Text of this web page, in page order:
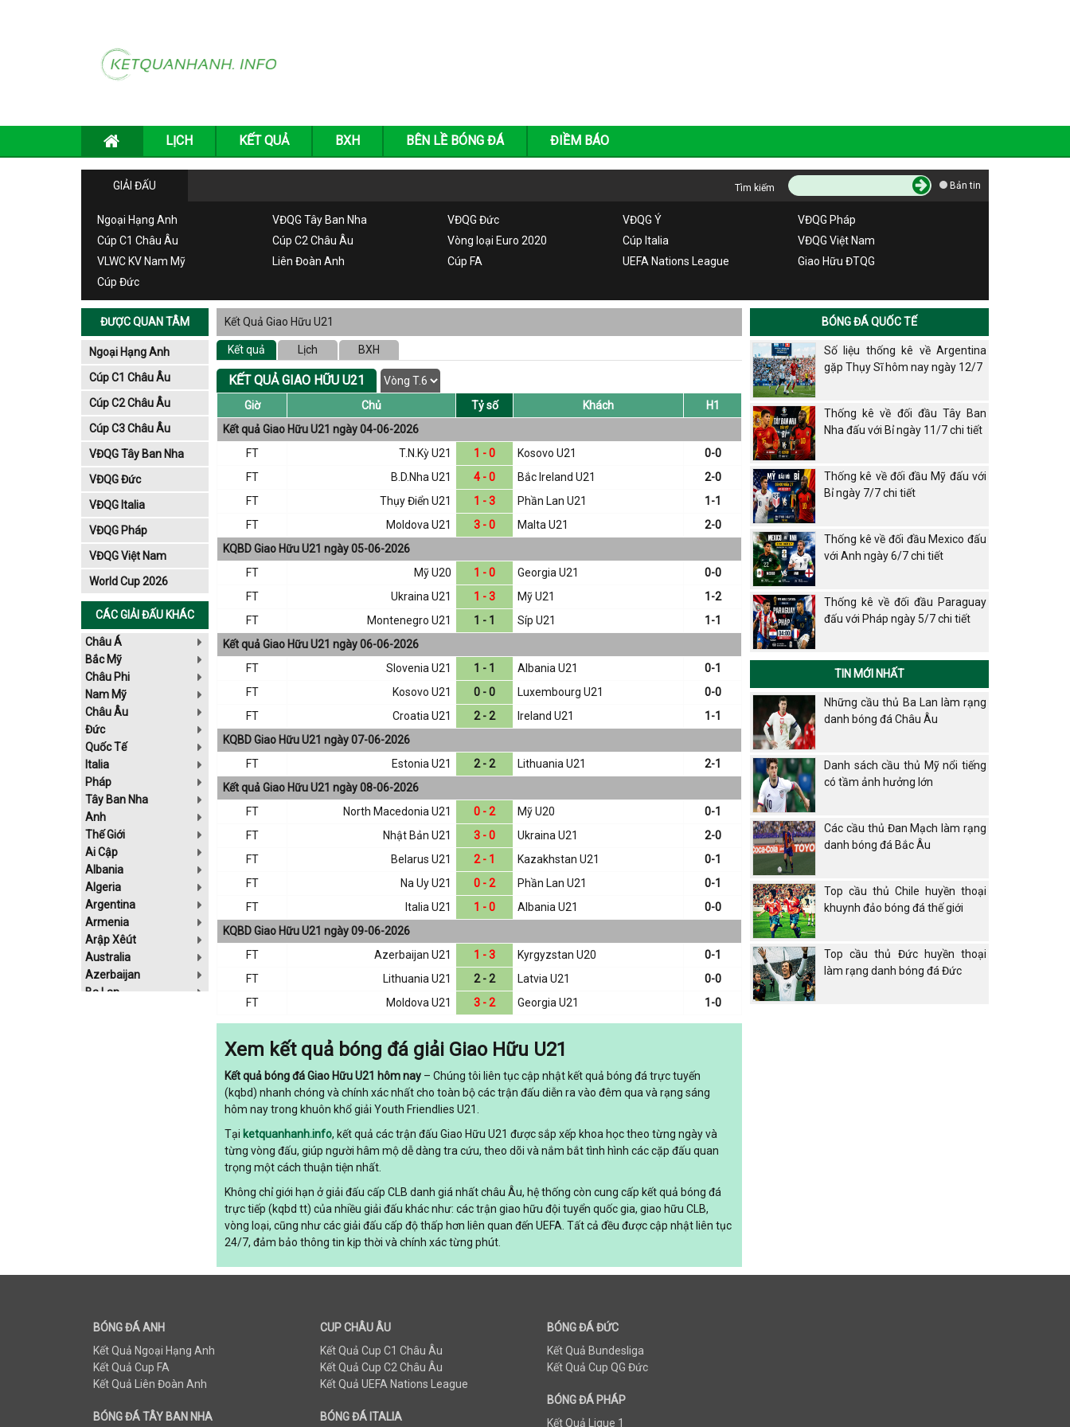
LỊCH KẾT QUẢ BXH BÊN LỀ BÓNG ĐÁ ĐIỀM BÁO
GIẢI ĐẤU Tìm kiếm Bản tin
Ngoại Hạng Anh VĐQG Tây Ban Nha VĐQG Đức VĐQG Ý
VĐQG Pháp
Cúp C1 Châu Âu
Cúp C2 Châu Âu Vòng loại Euro 2020 Cúp Italia
VĐQG Việt Nam
VLWC KV Nam Mỹ
Liên Đoàn Anh Cúp FA UEFA Nations League
Giao Hữu ĐTQG
Cúp Đức
ĐƯỢC QUAN TÂM
Ngoại Hạng Anh
Cúp C1 Châu Âu
Cúp C2 Châu Âu
Cúp C3 Châu Âu
VĐQG Tây Ban Nha
VĐQG Đức
VĐQG Italia
VĐQG Pháp
VĐQG Việt Nam
World Cup 2026
CÁC GIẢI ĐẤU KHÁC
Châu Á
Bắc Mỹ
Châu Phi
Nam Mỹ
Châu Âu
Đức
Quốc Tế
Italia
Pháp
Tây Ban Nha
Anh
Thế Giới
Ai Cập
Albania
Algeria
Argentina
Armenia
Arập Xêút
Australia
Azerbaijan
Ba Lan
Estonia
Hy Lạp
Hà Lan
Hàn Quốc
Hồng Kông
Indonesia
Kết Quả Giao Hữu U21
Kết quả Lịch BXH
KẾT QUẢ GIAO HỮU U21
Giờ Chủ Tỷ số Khách
H1
Kết quả Giao Hữu U21 ngày 04-06-2026
FT
T.N.Kỳ U21 1 - 0 Kosovo U21
0-0
FT
B.D.Nha U21 4 - 0 Bắc Ireland U21
2-0
FT
Thụy Điển U21 1 - 3 Phần Lan U21
1-1
FT
Moldova U21 3 - 0 Malta U21
2-0
KQBD Giao Hữu U21 ngày 05-06-2026
FT
Mỹ U20 1 - 0 Georgia U21
0-0
FT
Ukraina U21 1 - 3 Mỹ U21
1-2
FT
Montenegro U21 1 - 1 Síp U21
1-1
Kết quả Giao Hữu U21 ngày 06-06-2026
FT
Slovenia U21 1 - 1 Albania U21
0-1
FT
Kosovo U21 0 - 0 Luxembourg U21
0-0
FT
Croatia U21 2 - 2 Ireland U21
1-1
KQBD Giao Hữu U21 ngày 07-06-2026
FT
Estonia U21 2 - 2 Lithuania U21
2-1
Kết quả Giao Hữu U21 ngày 08-06-2026
FT
North Macedonia U21 0 - 2 Mỹ U20
0-1
FT
Nhật Bản U21 3 - 0 Ukraina U21
2-0
FT
Belarus U21 2 - 1 Kazakhstan U21
0-1
FT
Na Uy U21 0 - 2 Phần Lan U21
0-1
FT
Italia U21 1 - 0 Albania U21
0-0
KQBD Giao Hữu U21 ngày 09-06-2026
FT
Azerbaijan U21 1 - 3 Kyrgyzstan U20
0-1
FT
Lithuania U21 2 - 2 Latvia U21
0-0
FT
Moldova U21 3 - 2 Georgia U21 1-0
Xem kết quả bóng đá giải Giao Hữu U21
Kết quả bóng đá Giao Hữu U21 hôm nay – Chúng tôi liên tục cập nhật kết quả bóng đá trực tuyến
(kqbd) nhanh chóng và chính xác nhất cho toàn bộ các trận đấu diễn ra vào đêm qua và rạng sáng
hôm nay trong khuôn khổ giải Youth Friendlies U21.
Tại ketquanhanh.info, kết quả các trận đấu Giao Hữu U21 được sắp xếp khoa học theo từng ngày và
từng vòng đấu, giúp người hâm mộ dễ dàng tra cứu, theo dõi và nắm bắt tình hình các cặp đấu quan
trọng một cách thuận tiện nhất.
Không chỉ giới hạn ở giải đấu cấp CLB danh giá nhất châu Âu, hệ thống còn cung cấp kết quả bóng đá
trực tiếp (kqbd tt) của nhiều giải đấu khác như: các trận giao hữu đội tuyển quốc gia, giao hữu CLB,
vòng loại, cũng như các giải đấu cấp độ thấp hơn liên quan đến UEFA. Tất cả đều được cập nhật liên tục
24/7, đảm bảo thông tin kịp thời và chính xác từng phút.
BÓNG ĐÁ QUỐC TẾ
Số liệu thống kê về Argentina
gặp Thụy Sĩ hôm nay ngày 12/7
Thống kê về đối đầu Tây Ban
Nha đấu với Bỉ ngày 11/7 chi tiết
Thống kê về đối đầu Mỹ đấu với
Bỉ ngày 7/7 chi tiết
Thống kê về đối đầu Mexico đấu
với Anh ngày 6/7 chi tiết
Thống kê về đối đầu Paraguay
đấu với Pháp ngày 5/7 chi tiết
TIN MỚI NHẤT
Những cầu thủ Ba Lan làm rạng
danh bóng đá Châu Âu
Danh sách cầu thủ Mỹ nổi tiếng
có tầm ảnh hưởng lớn
Các cầu thủ Đan Mạch làm rạng
danh bóng đá Bắc Âu
Top cầu thủ Chile huyền thoại
khuynh đảo bóng đá thế giới
Top cầu thủ Đức huyền thoại
làm rạng danh bóng đá Đức
BÓNG ĐÁ ANH
Kết Quả Ngoại Hạng Anh
Kết Quả Cup FA
Kết Quả Liên Đoàn Anh
BÓNG ĐÁ TÂY BAN NHA
CUP CHÂU ÂU
Kết Quả Cup C1 Châu Âu
Kết Quả Cup C2 Châu Âu
Kết Quả UEFA Nations League
BÓNG ĐÁ ITALIA
BÓNG ĐÁ ĐỨC
Kết Quả Bundesliga
Kết Quả Cup QG Đức
BÓNG ĐÁ PHÁP
Kết Quả Ligue 1